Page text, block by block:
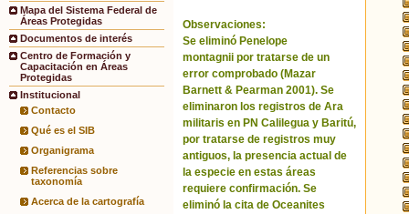
Mapa del Sistema Federal de
Áreas Protegidas
Documentos de interés
Centro de Formación y
Capacitación en Áreas
Protegidas
Institucional
Contacto
Qué es el SIB
Organigrama
Referencias sobre
taxonomía
Acerca de la cartografía
Observaciones:
Se eliminó Penelope
montagnii por tratarse de un
error comprobado (Mazar
Barnett & Pearman 2001). Se
eliminaron los registros de Ara
militaris en PN Calilegua y Baritú,
por tratarse de registros muy
antiguos, la presencia actual de
la especie en estas áreas
requiere confirmación. Se
eliminó la cita de Oceanites